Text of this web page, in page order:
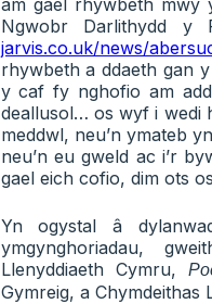
Ngwobr Darlithydd y
jarvis.co.uk/news/
rhywbeth a ddaeth gan
y caf fy nghofio am
deallusol… os wyf i wedi
meddwl, neu’n ymateb
neu’n eu gweld ac i’r
gael eich cofio, dim ots
Yn ogystal â
ymgynghoriadau,
Llenyddiaeth Cymru,
Gymreig, a Chymdeithas